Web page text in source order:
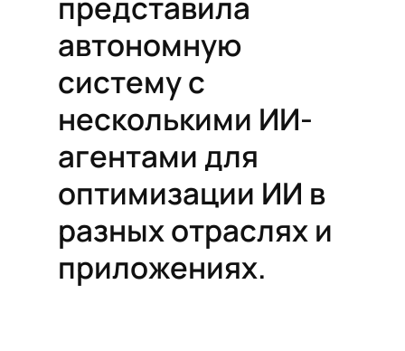
автономную
систему с
несколькими ИИ-
агентами для
оптимизации ИИ в
разных отраслях и
приложениях.